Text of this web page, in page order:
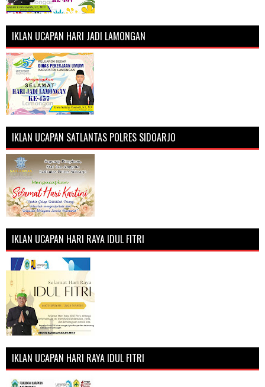
IKLAN UCAPAN HARI JADI LAMONGAN
IKLAN UCAPAN SATLANTAS POLRES SIDOARJO
IKLAN UCAPAN HARI RAYA IDUL FITRI
IKLAN UCAPAN HARI RAYA IDUL FITRI